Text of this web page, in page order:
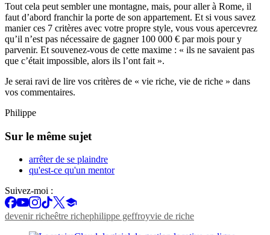
Tout cela peut sembler une montagne, mais, pour aller à Rome, il
faut d’abord franchir la porte de son appartement. Et si vous savez
manier ces 7 critères avec votre propre style, vous vous apercevrez
qu’il n’est pas nécessaire de gagner 100 000 € par mois pour y
parvenir. Et souvenez-vous de cette maxime : « ils ne savaient pas
que c’était impossible, alors ils l’ont fait ».
Je serai ravi de lire vos critères de « vie riche, vie de riche » dans
vos commentaires.
Philippe
Sur le même sujet
arrêter de se plaindre
qu'est-ce qu'un mentor
Suivez-moi :
devenir richeêtre richephilippe geffroyvie de riche